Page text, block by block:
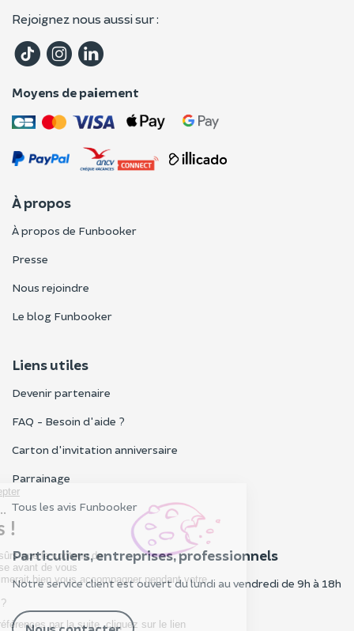
Rejoignez nous aussi sur :
Moyens de paiement
À propos
À propos de Funbooker
Presse
Nous rejoindre
Le blog Funbooker
Liens utiles
Devenir partenaire
FAQ - Besoin d'aide ?
Carton d'invitation anniversaire
Parrainage
Tous les avis Funbooker
Particuliers, entreprises, professionnels
Notre service client est ouvert du lundi au vendredi de 9h à 18h